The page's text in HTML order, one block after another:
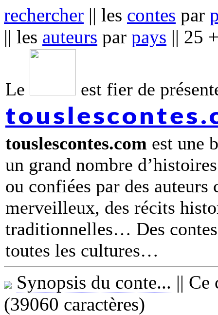
rechercher || les contes par
|| les auteurs par pays || 25
Le est fier de
touslescontes.com est une
un grand nombre
ou confiées par des
merveilleux, des récits
traditionnelles… Des
toutes les cultures
Synopsis du conte... || Ce
(39060 caractères)